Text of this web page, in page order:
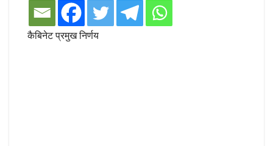
कैबिनेट प्रमुख निर्णय